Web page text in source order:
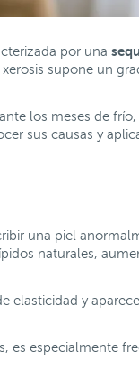
por una
supone un
los meses de
sus causas y
una piel
naturales,
elasticidad y
es especialmente